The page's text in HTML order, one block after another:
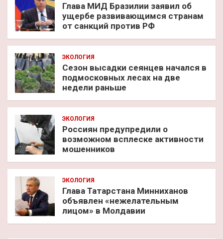
Глава МИД Бразилии заявил об
ущербе развивающимся странам
от санкций против РФ
ЭКОЛОГИЯ
Сезон высадки сеянцев начался в
подмосковных лесах на две
недели раньше
ЭКОЛОГИЯ
Россиян предупредили о
возможном всплеске активности
мошенников
ЭКОЛОГИЯ
Глава Татарстана Минниханов
объявлен «нежелательным
лицом» в Молдавии